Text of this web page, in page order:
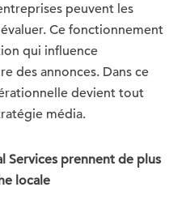
peuvent les
Ce fonctionnement
qui influence
des annonces. Dans ce
devient tout
média.
Services prennent de plus
locale